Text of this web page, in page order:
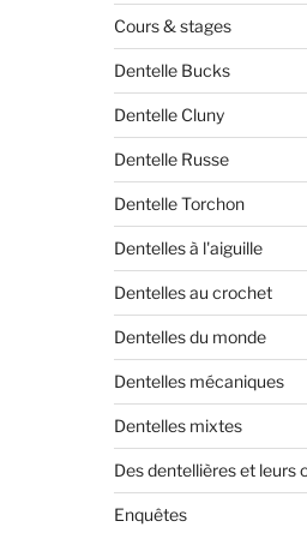
Cours & stages
Dentelle Bucks
Dentelle Cluny
Dentelle Russe
Dentelle Torchon
Dentelles à l'aiguille
Dentelles au crochet
Dentelles du monde
Dentelles mécaniques
Dentelles mixtes
Des dentellières et leurs
Enquêtes